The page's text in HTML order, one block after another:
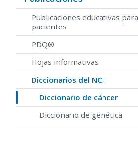
Publicaciones educativas para
pacientes
PDQ®
Hojas informativas
Diccionarios del NCI
Diccionario de cáncer
Diccionario de genética